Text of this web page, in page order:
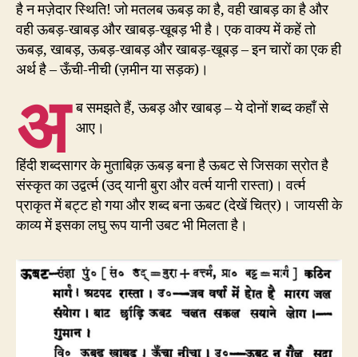
है न मज़ेदार स्थिति! जो मतलब ऊबड़ का है, वही खाबड़ का है और
वही ऊबड़-खाबड़ और खाबड़-खूबड़ भी है। एक वाक्य में कहें तो
ऊबड़, खाबड़, ऊबड़-खाबड़ और खाबड़-खूबड़ – इन चारों का एक ही
अर्थ है – ऊँची-नीची (ज़मीन या सड़क)।
अ ब समझते हैं, ऊबड़ और खाबड़ – ये दोनों शब्द कहाँ से
आए।
हिंदी शब्दसागर के मुताबिक़ ऊबड़ बना है ऊबट से जिसका स्रोत है
संस्कृत का उद्वर्त्म (उद् यानी बुरा और वर्त्म यानी रास्ता)। वर्त्म
प्राकृत में बट्ट हो गया और शब्द बना ऊबट (देखें चित्र)। जायसी के
काव्य में इसका लघु रूप यानी उबट भी मिलता है।